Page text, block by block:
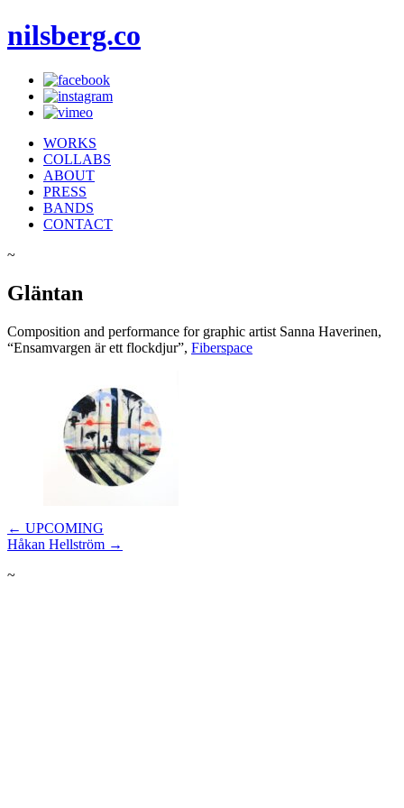
nilsberg.co
WORKS
COLLABS
ABOUT
PRESS
BANDS
CONTACT
~
Gläntan
Composition and performance for graphic artist Sanna Haverinen,
“Ensamvargen är ett flockdjur”, Fiberspace
Post
navigation
← UPCOMING
Håkan Hellström →
~